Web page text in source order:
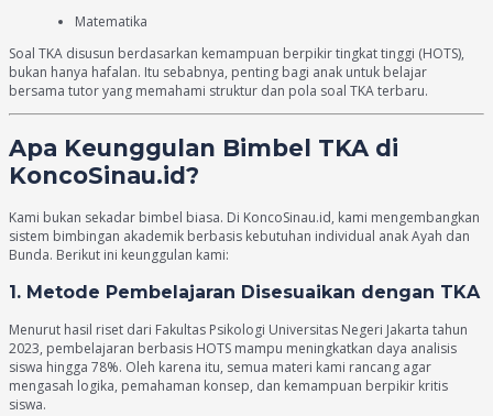
Matematika
Soal TKA disusun berdasarkan kemampuan berpikir tingkat tinggi (HOTS),
bukan hanya hafalan. Itu sebabnya, penting bagi anak untuk belajar
bersama tutor yang memahami struktur dan pola soal TKA terbaru.
Apa Keunggulan Bimbel TKA di
KoncoSinau.id?
Kami bukan sekadar bimbel biasa. Di KoncoSinau.id, kami mengembangkan
sistem bimbingan akademik berbasis kebutuhan individual anak Ayah dan
Bunda. Berikut ini keunggulan kami:
1. Metode Pembelajaran Disesuaikan dengan TKA
Menurut hasil riset dari Fakultas Psikologi Universitas Negeri Jakarta tahun
2023, pembelajaran berbasis HOTS mampu meningkatkan daya analisis
siswa hingga 78%. Oleh karena itu, semua materi kami rancang agar
mengasah logika, pemahaman konsep, dan kemampuan berpikir kritis
siswa.